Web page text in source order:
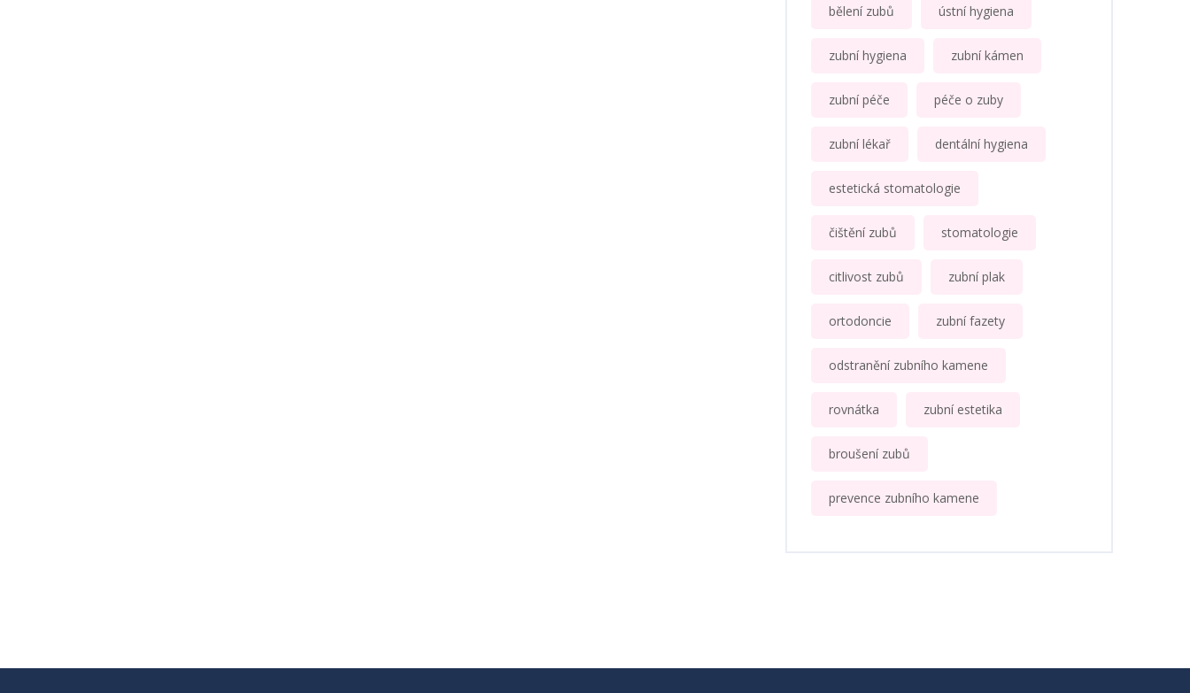
bělení zubů ústní hygiena
zubní hygiena zubní kámen
zubní péče péče o zuby
zubní lékař dentální hygiena
estetická stomatologie
čištění zubů stomatologie
citlivost zubů zubní plak
ortodoncie zubní fazety
odstranění zubního kamene
rovnátka zubní estetika
broušení zubů
prevence zubního kamene